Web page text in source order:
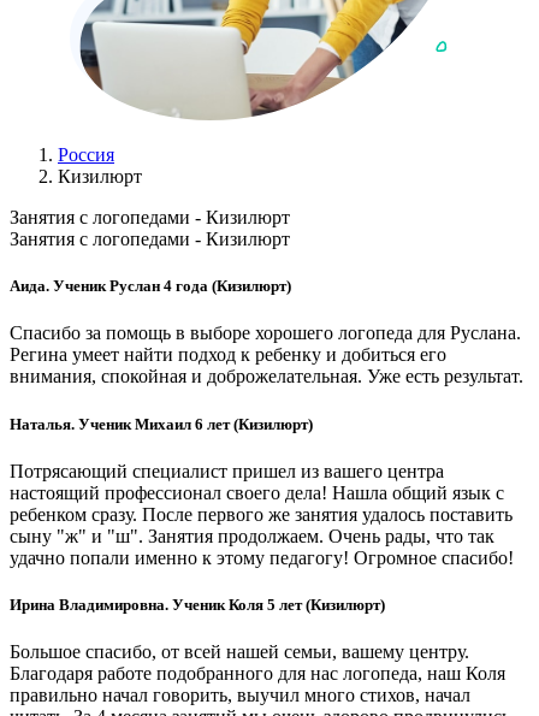
Россия
Кизилюрт
Занятия с логопедами - Кизилюрт
Занятия с логопедами - Кизилюрт
Аида. Ученик Руслан 4 года (Кизилюрт)
Спасибо за помощь в выборе хорошего логопеда для Руслана.
Регина умеет найти подход к ребенку и добиться его
внимания, спокойная и доброжелательная. Уже есть результат.
Наталья. Ученик Михаил 6 лет (Кизилюрт)
Потрясающий специалист пришел из вашего центра
настоящий профессионал своего дела! Нашла общий язык с
ребенком сразу. После первого же занятия удалось поставить
сыну "ж" и "ш". Занятия продолжаем. Очень рады, что так
удачно попали именно к этому педагогу! Огромное спасибо!
Ирина Владимировна. Ученик Коля 5 лет (Кизилюрт)
Большое спасибо, от всей нашей семьи, вашему центру.
Благодаря работе подобранного для нас логопеда, наш Коля
правильно начал говорить, выучил много стихов, начал